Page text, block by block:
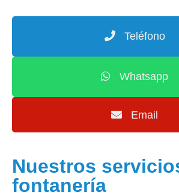
Teléfono
Whatsapp
Email
Nuestros
fontanería